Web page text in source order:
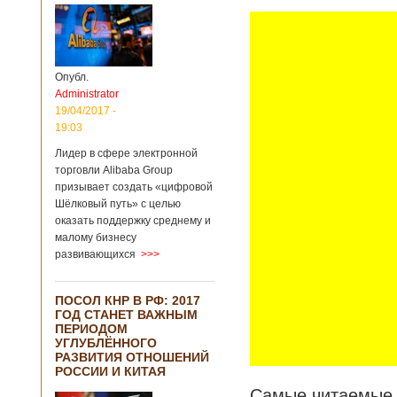
Опубл.
Administrator
19/04/2017 -
19:03
Лидер в сфере электронной
торговли Alibaba Group
призывает создать «цифровой
Шёлковый путь» с целью
оказать поддержку среднему и
малому бизнесу
развивающихся >>>
ПОСОЛ КНР В РФ: 2017
ГОД СТАНЕТ ВАЖНЫМ
ПЕРИОДОМ
УГЛУБЛЁННОГО
РАЗВИТИЯ ОТНОШЕНИЙ
РОССИИ И КИТАЯ